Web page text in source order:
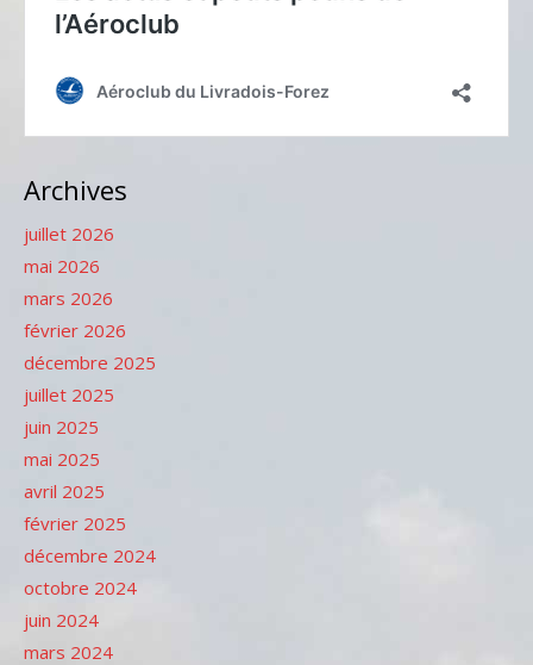
Archives
juillet 2026
mai 2026
mars 2026
février 2026
décembre 2025
juillet 2025
juin 2025
mai 2025
avril 2025
février 2025
décembre 2024
octobre 2024
juin 2024
mars 2024